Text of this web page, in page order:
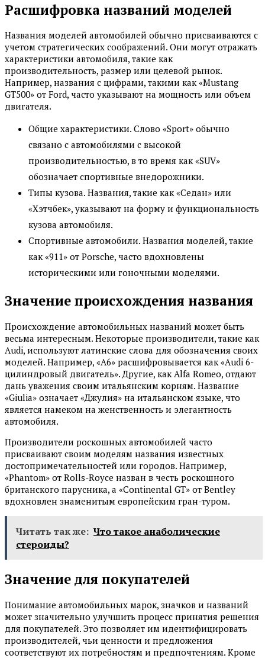
Расшифровка названий моделей
Названия моделей автомобилей обычно присваиваются с
учетом стратегических соображений. Они могут отражать
характеристики автомобиля, такие как
производительность, размер или целевой рынок.
Например, названия с цифрами, такими как «Mustang
GT500» от Ford, часто указывают на мощность или объем
двигателя.
Общие характеристики. Слово «Sport» обычно
связано с автомобилями с высокой
производительностью, в то время как «SUV»
обозначает спортивные внедорожники.
Типы кузова. Названия, такие как «Седан» или
«Хэтчбек», указывают на форму и функциональность
кузова автомобиля.
Спортивные автомобили. Названия моделей, такие
как «911» от Porsche, часто вдохновлены
историческими или гоночными моделями.
Значение происхождения названия
Происхождение автомобильных названий может быть
весьма интересным. Некоторые производители, такие как
Audi, используют латинские слова для обозначения своих
моделей. Например, «A6» расшифровывается как «Audi 6-
цилиндровый двигатель». Другие, как Alfa Romeo, отдают
дань уважения своим итальянским корням. Название
«Giulia» означает «Джулия» на итальянском языке, что
является намеком на женственность и элегантность
автомобиля.
Производители роскошных автомобилей часто
присваивают своим моделям названия известных
достопримечательностей или городов. Например,
«Phantom» от Rolls-Royce назван в честь роскошного
британского парусника, а «Continental GT» от Bentley
вдохновлен знаменитым европейским гран-туром.
Читать так же: Что такое анаболические
стероиды?
Значение для покупателей
Понимание автомобильных марок, значков и названий
может значительно улучшить процесс принятия решения
для покупателей. Это позволяет им идентифицировать
производителей, чьи ценности и предложения
соответствуют их потребностям и предпочтениям. Кроме